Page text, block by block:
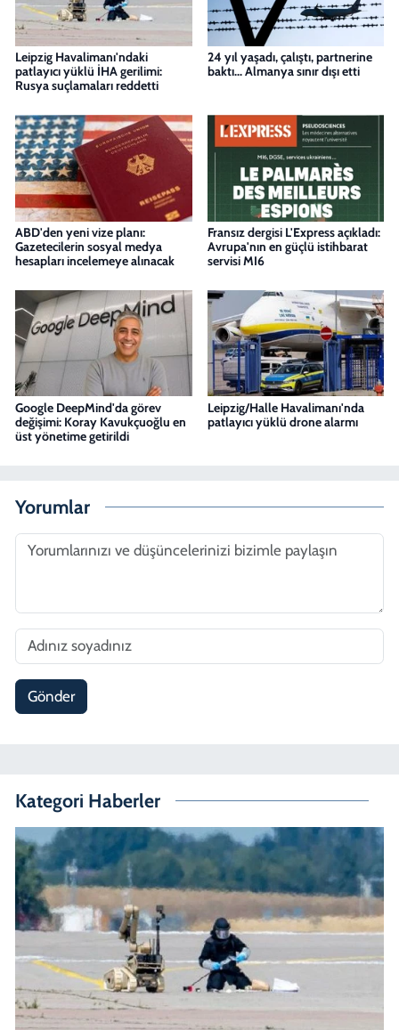
Leipzig Havalimanı'ndaki
patlayıcı yüklü İHA gerilimi:
Rusya suçlamaları reddetti
24 yıl yaşadı, çalıştı, partnerine
baktı... Almanya sınır dışı etti
ABD'den yeni vize planı:
Gazetecilerin sosyal medya
hesapları incelemeye alınacak
Fransız dergisi L'Express açıkladı:
Avrupa'nın en güçlü istihbarat
servisi MI6
Google DeepMind'da görev
değişimi: Koray Kavukçuoğlu en
üst yönetime getirildi
Leipzig/Halle Havalimanı'nda
patlayıcı yüklü drone alarmı
Yorumlar
Gönder
Kategori Haberler